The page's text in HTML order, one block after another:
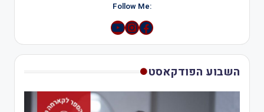
:Follow Me
Instagram
YouTube
השבוע הפודקאסט